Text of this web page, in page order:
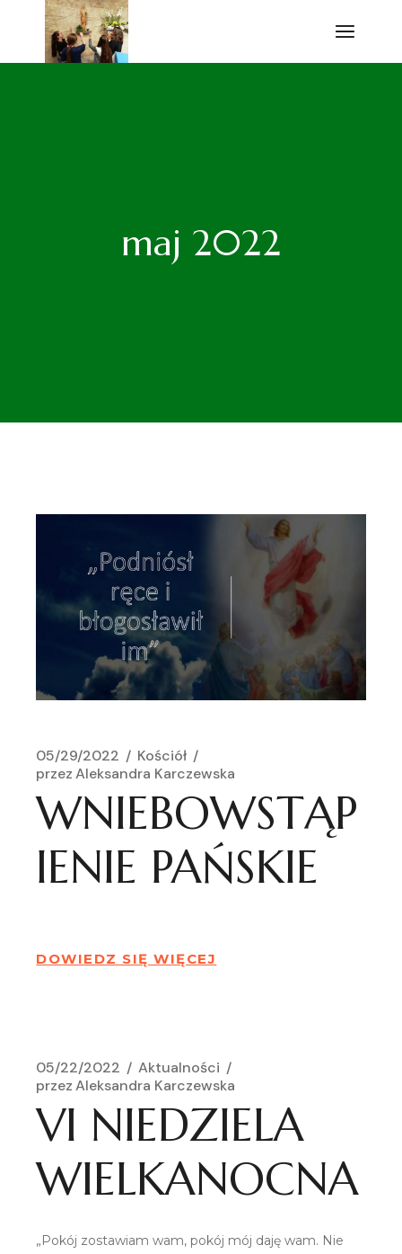
Przejdź
maj 2022
05/29/2022
Kościół
przez Aleksandra Karczewska
WNIEBOWSTĄP
IENIE PAŃSKIE
DOWIEDZ SIĘ WIĘCEJ
05/22/2022
Aktualności
przez Aleksandra Karczewska
VI NIEDZIELA
WIELKANOCNA
„Pokój zostawiam wam, pokój mój daję wam. Nie